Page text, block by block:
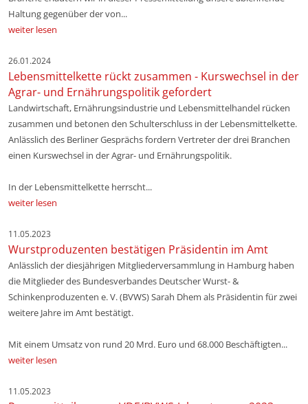
Haltung gegenüber der von...
weiter lesen
26.01.2024
Lebensmittelkette rückt zusammen - Kurswechsel in der
Agrar- und Ernährungspolitik gefordert
Landwirtschaft, Ernährungsindustrie und Lebensmittelhandel rücken
zusammen und betonen den Schulterschluss in der Lebensmittelkette.
Anlässlich des Berliner Gesprächs fordern Vertreter der drei Branchen
einen Kurswechsel in der Agrar- und Ernährungspolitik.
In der Lebensmittelkette herrscht...
weiter lesen
11.05.2023
Wurstproduzenten bestätigen Präsidentin im Amt
Anlässlich der diesjährigen Mitgliederversammlung in Hamburg haben
die Mitglieder des Bundesverbandes Deutscher Wurst- &
Schinkenproduzenten e. V. (BVWS) Sarah Dhem als Präsidentin für zwei
weitere Jahre im Amt bestätigt.
Mit einem Umsatz von rund 20 Mrd. Euro und 68.000 Beschäftigten...
weiter lesen
11.05.2023